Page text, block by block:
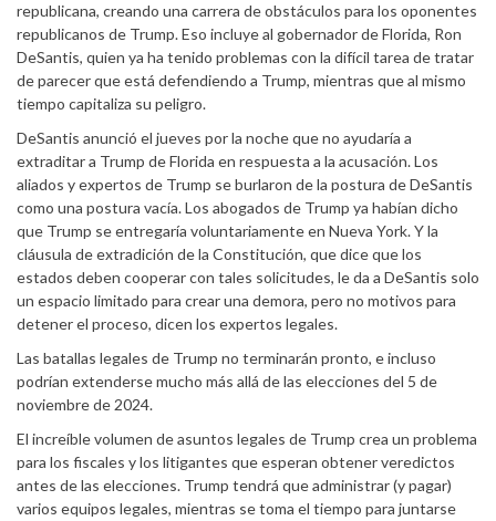
republicana, creando una carrera de obstáculos para los oponentes
republicanos de Trump. Eso incluye al gobernador de Florida, Ron
DeSantis, quien ya ha tenido problemas con la difícil tarea de tratar
de parecer que está defendiendo a Trump, mientras que al mismo
tiempo capitaliza su peligro.
DeSantis anunció el jueves por la noche que no ayudaría a
extraditar a Trump de Florida en respuesta a la acusación. Los
aliados y expertos de Trump se burlaron de la postura de DeSantis
como una postura vacía. Los abogados de Trump ya habían dicho
que Trump se entregaría voluntariamente en Nueva York. Y la
cláusula de extradición de la Constitución, que dice que los
estados deben cooperar con tales solicitudes, le da a DeSantis solo
un espacio limitado para crear una demora, pero no motivos para
detener el proceso, dicen los expertos legales.
Las batallas legales de Trump no terminarán pronto, e incluso
podrían extenderse mucho más allá de las elecciones del 5 de
noviembre de 2024.
El increíble volumen de asuntos legales de Trump crea un problema
para los fiscales y los litigantes que esperan obtener veredictos
antes de las elecciones. Trump tendrá que administrar (y pagar)
varios equipos legales, mientras se toma el tiempo para juntarse